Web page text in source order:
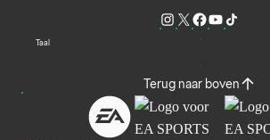
Taal
Terug naar boven